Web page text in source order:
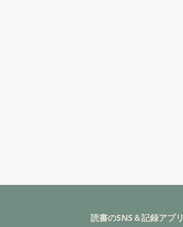
読書のSNS＆記録アプリ